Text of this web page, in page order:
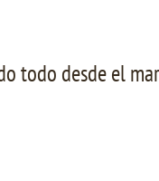
todo desde el